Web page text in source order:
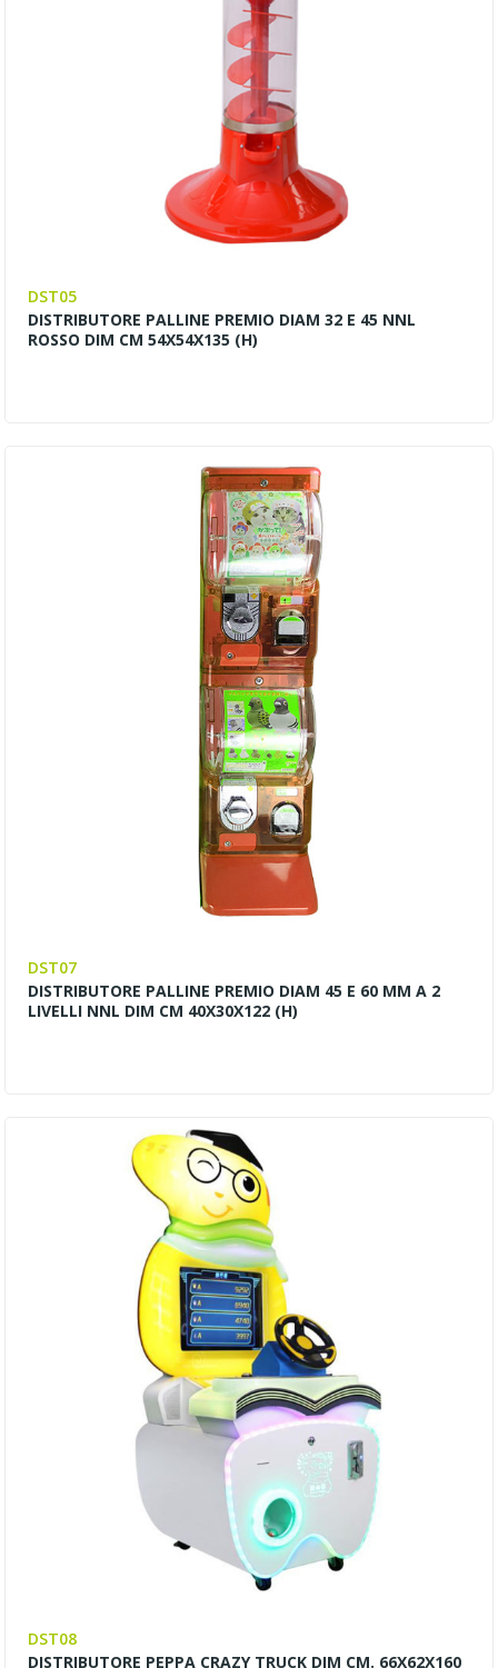
DST05
DISTRIBUTORE PALLINE PREMIO DIAM 32 E 45 NNL
ROSSO DIM CM 54X54X135 (H)
DST07
DISTRIBUTORE PALLINE PREMIO DIAM 45 E 60 MM A 2
LIVELLI NNL DIM CM 40X30X122 (H)
DST08
DISTRIBUTORE PEPPA CRAZY TRUCK DIM CM. 66X62X160